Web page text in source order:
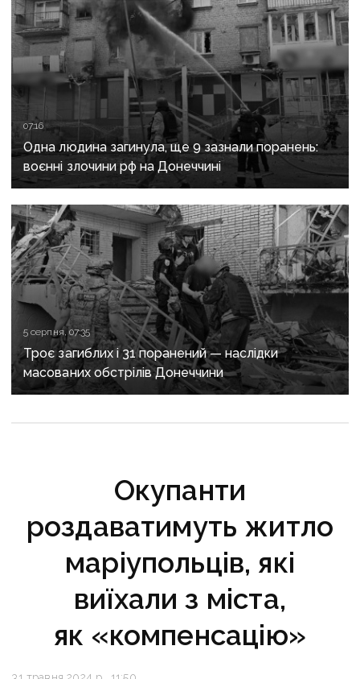
07:16
Одна людина загинула, ще 9 зазнали поранень:
воєнні злочини рф на Донеччині
5 серпня, 07:35
Троє загиблих і 31 поранений — наслідки
масованих обстрілів Донеччини
Окупанти
роздаватимуть житло
маріупольців, які
виїхали з міста,
як «компенсацію»